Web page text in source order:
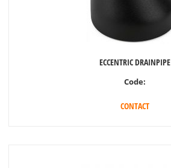
ECCENTRIC DRAINPIPE
Code:
CONTACT